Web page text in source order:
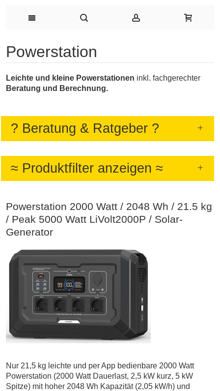
Powerstation
Leichte und kleine Powerstationen inkl. fachgerechter
Beratung und Berechnung.
? Beratung & Ratgeber ?
≈ Produktfilter anzeigen ≈
Powerstation 2000 Watt / 2048 Wh / 21.5 kg
/ Peak 5000 Watt LiVolt2000P / Solar-
Generator
Nur 21,5 kg leichte und per App bedienbare 2000 Watt
Powerstation (2000 Watt Dauerlast, 2,5 kW kurz, 5 kW
Spitze) mit hoher 2048 Wh Kapazität (2,05 kW/h) und